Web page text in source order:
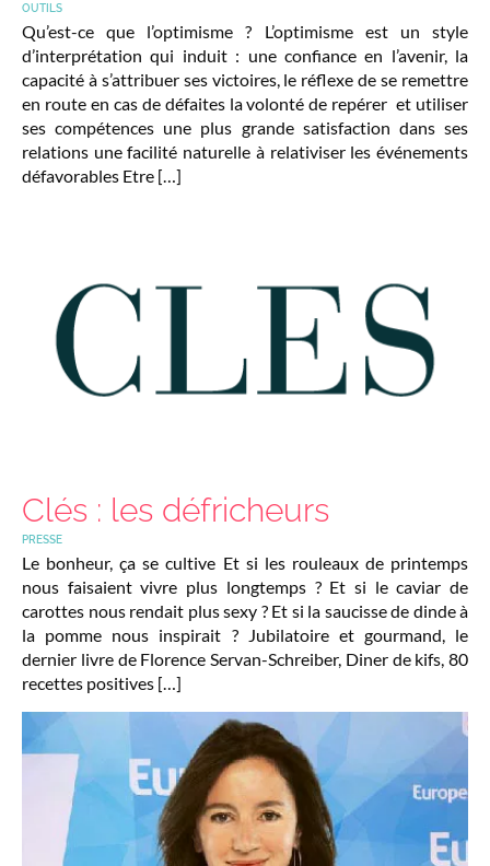
OUTILS
Qu’est-ce que l’optimisme ? L’optimisme est un style
d’interprétation qui induit : une confiance en l’avenir, la
capacité à s’attribuer ses victoires, le réflexe de se remettre
en route en cas de défaites la volonté de repérer et utiliser
ses compétences une plus grande satisfaction dans ses
relations une facilité naturelle à relativiser les événements
défavorables Etre […]
Clés : les défricheurs
PRESSE
Le bonheur, ça se cultive Et si les rouleaux de printemps
nous faisaient vivre plus longtemps ? Et si le caviar de
carottes nous rendait plus sexy ? Et si la saucisse de dinde à
la pomme nous inspirait ? Jubilatoire et gourmand, le
dernier livre de Florence Servan-Schreiber, Diner de kifs, 80
recettes positives […]